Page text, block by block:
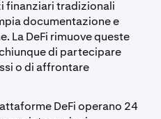
finanziari tradizionali
documentazione e
La DeFi rimuove queste
di partecipare
o di affrontare
DeFi operano 24